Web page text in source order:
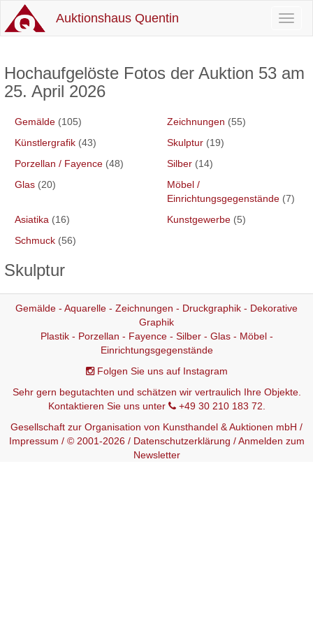
Auktionshaus Quentin
Hochaufgelöste Fotos der Auktion 53 am
25. April 2026
Gemälde (105) Zeichnungen (55)
Künstlergrafik (43) Skulptur (19)
Porzellan / Fayence (48) Silber (14)
Glas (20)
Möbel /
Einrichtungsgegenstände (7)
Asiatika (16) Kunstgewerbe (5)
Schmuck (56)
Skulptur
Gemälde - Aquarelle - Zeichnungen - Druckgraphik - Dekorative
Graphik
Plastik - Porzellan - Fayence - Silber - Glas - Möbel -
Einrichtungsgegenstände
Folgen Sie uns auf Instagram
Sehr gern begutachten und schätzen wir vertraulich Ihre Objekte.
Kontaktieren Sie uns unter
+49 30 210 183 72.
Gesellschaft zur Organisation von Kunsthandel & Auktionen mbH /
Impressum / © 2001-2026 / Datenschutzerklärung /Anmelden zum
Newsletter